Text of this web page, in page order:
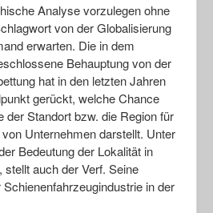
Analyse vorzulegen ohne
von der Globalisierung
erwarten. Die in dem
Behauptung von der
hat in den letzten Jahren
gerückt, welche Chance
der Standort bzw. die Region für
Unternehmen darstellt. Unter
Bedeutung der Lokalität in
auch der Verf. Seine
in der